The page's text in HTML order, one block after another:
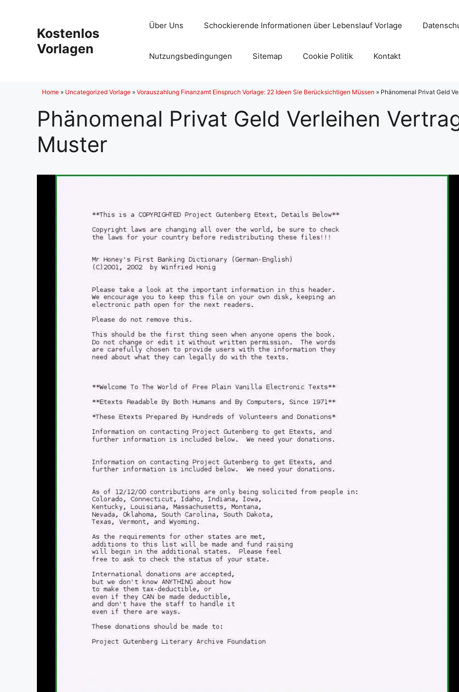
Kostenlos
Vorlagen
Über Uns Schockierende Informationen über Lebenslauf Vorlage
Nutzungsbedingungen Sitemap Cookie Politik Kontakt
Home » Uncategorized Vorlage » Vorauszahlung Finanzamt Einspruch Vorlage: 22 Ideen Sie Berücksichtigen Müssen » Phänomenal Privat Geld
Phänomenal Privat Geld Verleihen
Muster